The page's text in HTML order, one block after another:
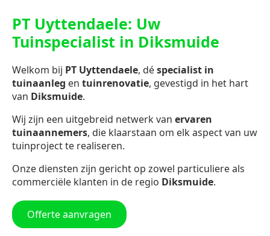
PT Uyttendaele: Uw
Tuinspecialist in Diksmuide
Welkom bij PT Uyttendaele, déspecialist in
tuinaanleg en tuinrenovatie, gevestigd in het hart
van Diksmuide.
Wij zijn een uitgebreid netwerk van ervaren
tuinaannemers, die klaarstaan om elk aspect van uw
tuinproject te realiseren.
Onze diensten zijn gericht op zowel particuliere als
commerciële klanten in de regio Diksmuide.
Offerte aanvragen